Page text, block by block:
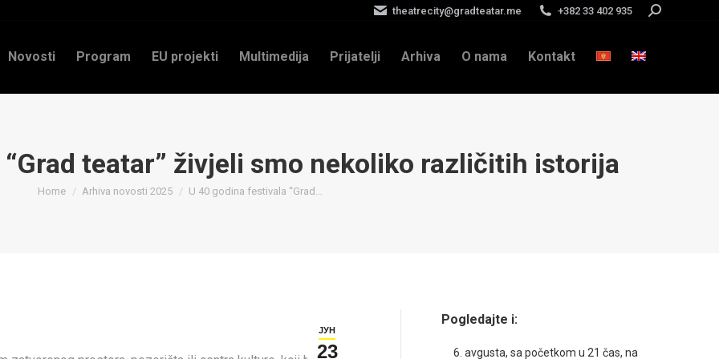
theatrecity@gradteatar.me +382 33 402 935 Search:
Novosti Program EU projekti Multimedija Prijatelji Arhiva O nama Kontakt
teatar” živjeli smo nekoliko različitih istorija
You are here:
Home Arhiva novosti 2025 U 40 godina festivala “Grad…
ЈУН
23
Pogledajte i:
6. avgusta, sa početkom u 21 čas, na